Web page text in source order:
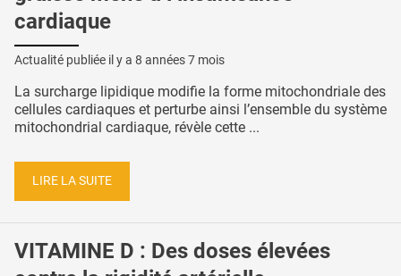
cardiaque
Actualité publiée il y a 8 années 7 mois
La surcharge lipidique modifie la forme mitochondriale des
cellules cardiaques et perturbe ainsi l’ensemble du système
mitochondrial cardiaque, révèle cette ...
LIRE LA SUITE
VITAMINE D : Des doses élevées